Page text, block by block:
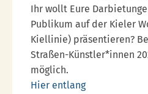
Ihr wollt Eure
Publikum auf der Kieler
Kiellinie) präsentieren?
Straßen-Künstler*innen
möglich.
Hier entlang